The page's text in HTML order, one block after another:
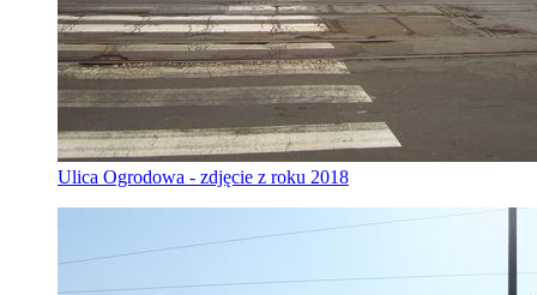
Ulica Ogrodowa - zdjęcie z roku 2018